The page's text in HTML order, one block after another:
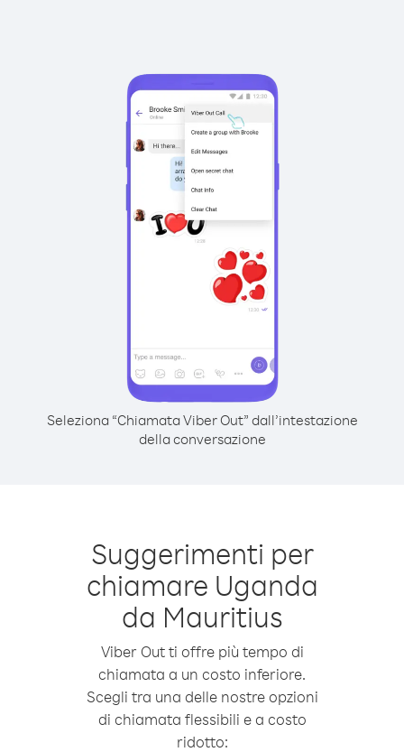
Seleziona “Chiamata Viber Out” dall’intestazione
della conversazione
Suggerimenti per
chiamare Uganda
da Mauritius
Viber Out ti offre più tempo di
chiamata a un costo inferiore.
Scegli tra una delle nostre opzioni
di chiamata flessibili e a costo
ridotto: